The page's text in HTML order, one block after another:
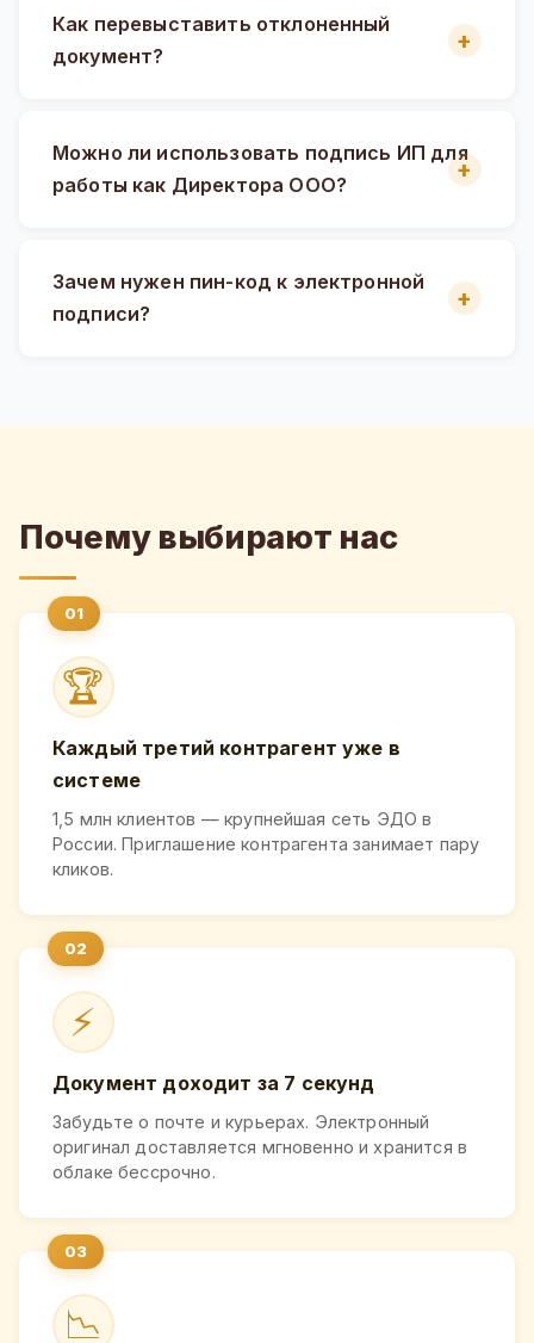
Как перевыставить отклоненный
документ?
Можно ли использовать подпись ИП для
работы как Директора ООО?
Зачем нужен пин-код к электронной
подписи?
Почему выбирают нас
🏆
Каждый третий контрагент уже в
системе
1,5 млн клиентов — крупнейшая сеть ЭДО в
России. Приглашение контрагента занимает пару
кликов.
⚡
Документ доходит за 7 секунд
Забудьте о почте и курьерах. Электронный
оригинал доставляется мгновенно и хранится в
облаке бессрочно.
📉